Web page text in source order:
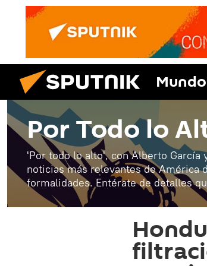
Mundo
Por Todo lo
'Por todo lo alto', con Alberto García
noticias más relevantes de América
formalidades. Entérate de detalles